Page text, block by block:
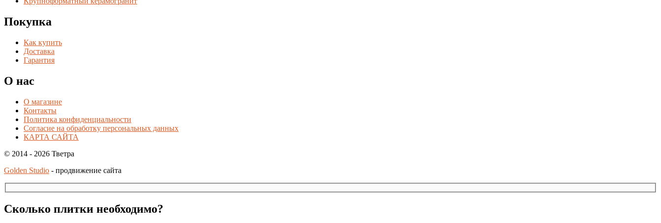
Покупка
Как купить
Доставка
Гарантия
О нас
О магазине
Контакты
Политика конфиденциальности
Согласие на обработку персональных данных
КАРТА САЙТА
© 2014 - 2026 Тветра
Golden Studio - продвижение сайта
Сколько плитки необходимо?